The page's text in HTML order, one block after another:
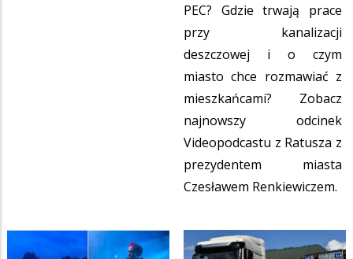
PEC? Gdzie trwają prace
przy kanalizacji
deszczowej i o czym
miasto chce rozmawiać z
mieszkańcami? Zobacz
najnowszy odcinek
Videopodcastu z Ratusza z
prezydentem miasta
Czesławem Renkiewiczem.